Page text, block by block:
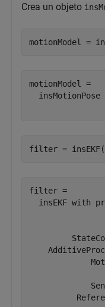
Crea un objeto
motionModel =
motionModel =
insMotionPose
filter =
filter =
insEKF with